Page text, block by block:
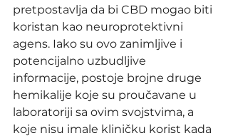
pretpostavlja da bi CBD mogao biti
koristan kao neuroprotektivni
agens. Iako su ovo zanimljive i
potencijalno uzbudljive
informacije, postoje brojne druge
hemikalije koje su proučavane u
laboratoriji sa ovim svojstvima, a
koje nisu imale kliničku korist kada